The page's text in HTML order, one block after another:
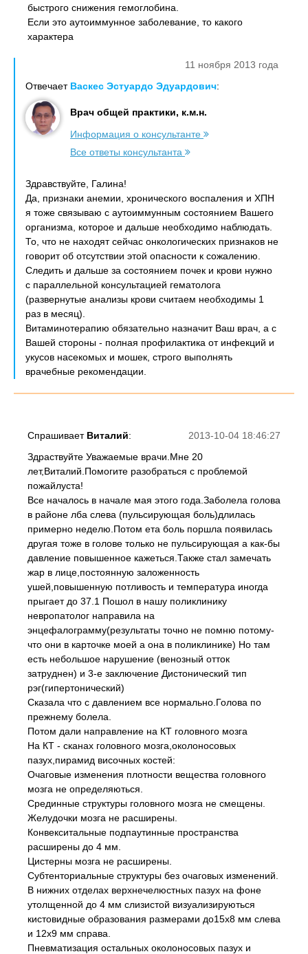
быстрого снижения гемоглобина.
Если это аутоиммунное заболевание, то какого
характера
11 ноября 2013 года
Отвечает Васкес Эстуардо Эдуардович:
Врач общей практики, к.м.н.
Информация о консультанте
Все ответы консультанта
Здравствуйте, Галина!
Да, признаки анемии, хронического воспаления и ХПН
я тоже связываю с аутоиммунным состоянием Вашего
организма, которое и дальше необходимо наблюдать.
То, что не находят сейчас онкологических признаков не
говорит об отсутствии этой опасности к сожалению.
Следить и дальше за состоянием почек и крови нужно
с параллельной консультацией гематолога
(развернутые анализы крови считаем необходимы 1
раз в месяц).
Витаминотерапию обязательно назначит Ваш врач, а с
Вашей стороны - полная профилактика от инфекций и
укусов насекомых и мошек, строго выполнять
врачебные рекомендации.
2013-10-04 18:46:27
Спрашивает Виталий:
Здраствуйте Уважаемые врачи.Мне 20
лет,Виталий.Помогите разобраться с проблемой
пожайлуста!
Все началось в начале мая этого года.Заболела голова
в районе лба слева (пульсирующая боль)длилась
примерно неделю.Потом ета боль поршла появилась
другая тоже в голове только не пульсирующая а как-бы
давление повышенное кажеться.Также стал замечать
жар в лице,постоянную заложенность
ушей,повышенную потливость и температура иногда
прыгает до 37.1 Пошол в нашу поликлинику
невропатолог направила на
энцефалограмму(результаты точно не помню потому-
что они в карточке моей а она в поликлинике) Но там
есть небольшое нарушение (венозный отток
затруднен) и 3-е заключение Дистонический тип
рэг(гипертонический)
Сказала что с давлением все нормально.Голова по
прежнему болела.
Потом дали направление на КТ головного мозга
На КТ - сканах головного мозга,околоносовых
пазух,пирамид височных костей:
Очаговые изменения плотности вещества головного
мозга не определяються.
Срединные структуры головного мозга не смещены.
Желудочки мозга не расширены.
Конвекситальные подпаутинные пространства
расширены до 4 мм.
Цистерны мозга не расширены.
Субтенториальные структуры без очаговых изменений.
В нижних отделах верхнечелюстных пазух на фоне
утолщенной до 4 мм слизистой визуализируються
кистовидные образования размерами до15х8 мм слева
и 12х9 мм справа.
Пневматизация остальных околоносовых пазух и